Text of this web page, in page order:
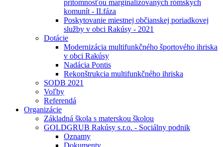
prítomnosťou marginalizovaných rómskych
komunít - II.fáza
Poskytovanie miestnej občianskej poriadkovej
služby v obci Rakúsy - 2021
Dotácie
Modernizácia multifunkčného športového ihriska
v obci Rakúsy
Nadácia Pontis
Rekonštrukcia multifunkčného ihriska
SODB 2021
Voľby
Referendá
Organizácie
Základná škola s materskou školou
GOLDGRUB Rakúsy s.r.o. - Sociálny podnik
Oznamy
Dokumenty